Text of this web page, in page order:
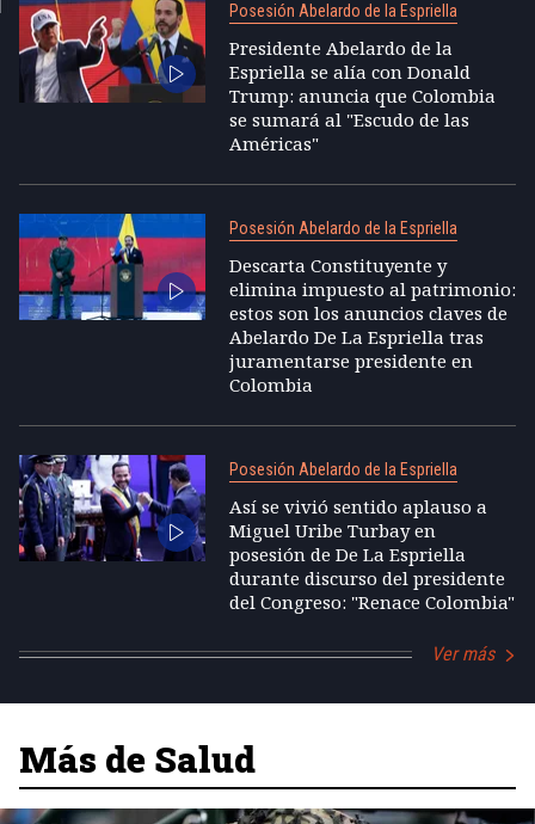
Posesión Abelardo de la Espriella
Presidente Abelardo de la
Espriella se alía con Donald
Trump: anuncia que Colombia
se sumará al "Escudo de las
Américas"
Posesión Abelardo de la Espriella
Descarta Constituyente y
elimina impuesto al patrimonio:
estos son los anuncios claves de
Abelardo De La Espriella tras
juramentarse presidente en
Colombia
Posesión Abelardo de la Espriella
Así se vivió sentido aplauso a
Miguel Uribe Turbay en
posesión de De La Espriella
durante discurso del presidente
del Congreso: "Renace Colombia"
Ver más
Más de Salud